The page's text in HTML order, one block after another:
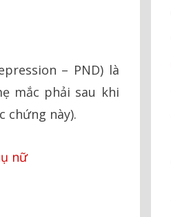
– PND) là
mắc phải sau khi
chứng này).
nữ